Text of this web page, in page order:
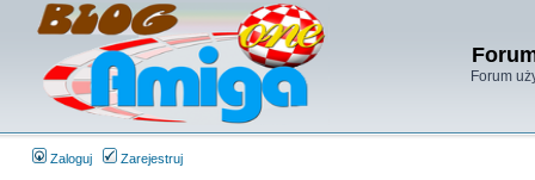
Forum
Zaloguj Zarejestruj